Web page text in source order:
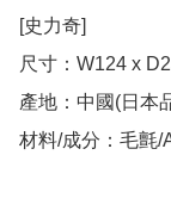
[史力奇]
尺寸：W124 x
產地：中國(日本
材料/成分：毛氈/